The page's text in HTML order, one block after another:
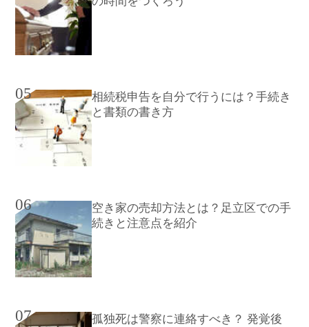
05
相続税申告を自分で行うには？手続き
と書類の書き方
06
空き家の売却方法とは？足立区での手
続きと注意点を紹介
07
孤独死は警察に連絡すべき？ 発覚後